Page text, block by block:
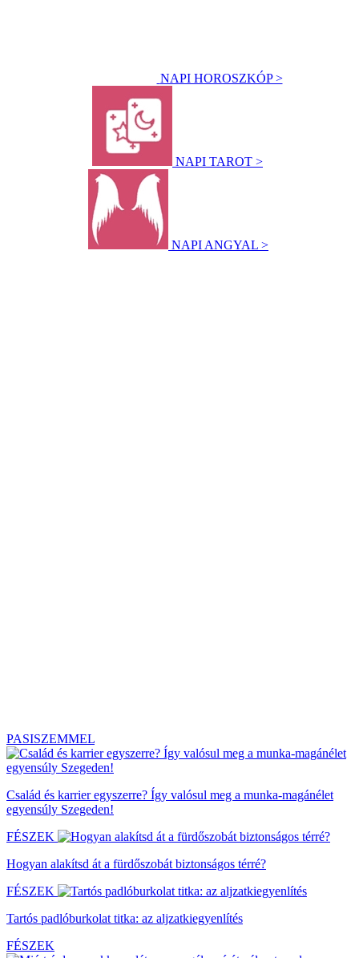
NAPI HOROSZKÓP >
NAPI TAROT >
NAPI ANGYAL >
PASISZEMMEL
Család és karrier egyszerre? Így valósul meg a munka-magánélet
egyensúly Szegeden!
FÉSZEK
Hogyan alakítsd át a fürdőszobát biztonságos térré?
FÉSZEK
Tartós padlóburkolat titka: az aljzatkiegyenlítés
FÉSZEK